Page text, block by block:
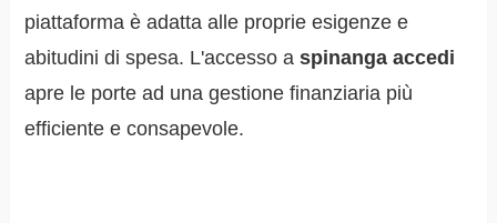
piattaforma è adatta alle proprie esigenze e
abitudini di spesa. L'accesso aspinanga accedi
apre le porte ad una gestione finanziaria più
efficiente e consapevole.